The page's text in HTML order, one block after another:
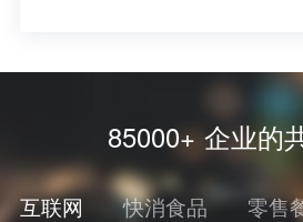
85000+ 企业的
互联网 快消食品 零售